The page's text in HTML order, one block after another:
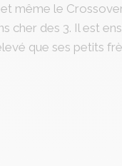
même le
cher des 3. Il est
que ses petits